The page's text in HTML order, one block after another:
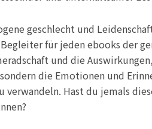
geschlecht und
für jeden ebooks der
und die
die Emotionen und
verwandeln. Hast du jemals